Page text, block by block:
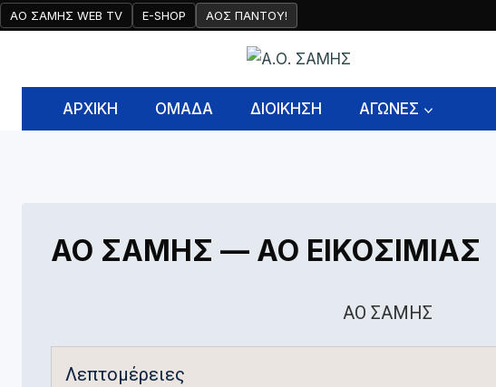
Skip
ΑΟ ΣΑΜΗΣ WEB TV E-SHOP AOΣ ΠΑΝΤΟΥ!
ΑΡΧΙΚΉ ΟΜΑΔΑ ΔΙΟΙΚΗΣΗ ΑΓΩΝΕΣ
ΑΟ ΣΑΜΗΣ — ΑΟ ΕΙΚΟΣΙΜΙΑΣ
ΑΟ ΣΑΜΗΣ
Λεπτομέρειες